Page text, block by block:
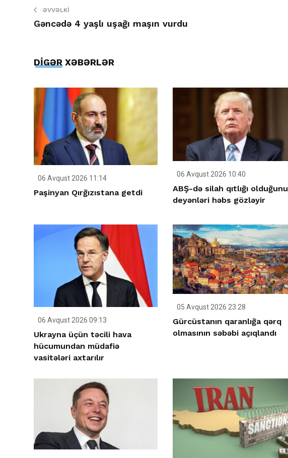
ƏVVƏLKI
Gəncədə 4 yaşlı uşağı maşın vurdu
DİGƏR XƏBƏRLƏR
06 Avqust 2026 11:14
Paşinyan Qırğızıstana getdi
06 Avqust 2026 10:40
ABŞ-də silah qıtlığı olduğunu
deyənləri həbs gözləyir
06 Avqust 2026 09:13
Ukrayna üçün təcili hava
hücumundan müdafiə
vasitələri axtarılır
05 Avqust 2026 23:28
Gürcüstanın qaranlığa qərq
olmasının səbəbi açıqlandı